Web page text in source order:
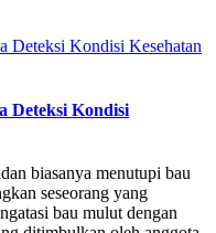
Deteksi Kondisi
biasanya menutupi bau
seseorang yang
bau mulut dengan